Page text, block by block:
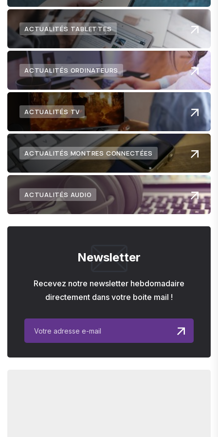
ACTUALITÉS TABLETTES
ACTUALITÉS ORDINATEURS
ACTUALITÉS TV
ACTUALITÉS MONTRES CONNECTÉES
ACTUALITÉS AUDIO
Newsletter
Recevez notre newsletter hebdomadaire
directement dans votre boite mail !